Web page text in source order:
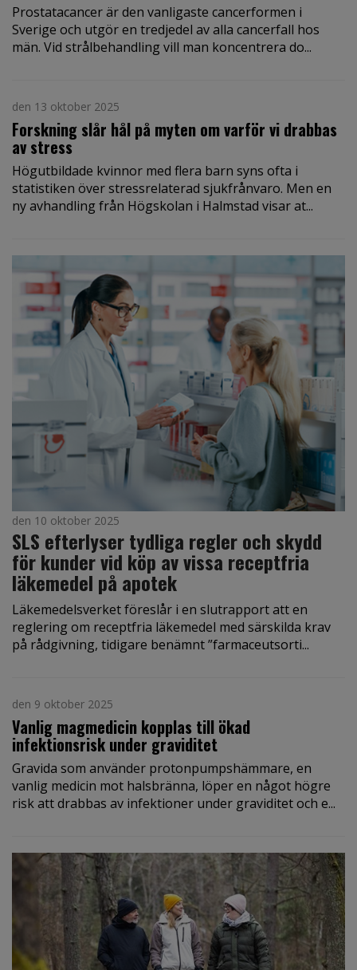
Prostatacancer är den vanligaste cancerformen i
Sverige och utgör en tredjedel av alla cancerfall hos
män. Vid strålbehandling vill man koncentrera do...
den 13 oktober 2025
Forskning slår hål på myten om varför vi drabbas
av stress
Högutbildade kvinnor med flera barn syns ofta i
statistiken över stressrelaterad sjukfrånvaro. Men en
ny avhandling från Högskolan i Halmstad visar at...
den 10 oktober 2025
SLS efterlyser tydliga regler och skydd
för kunder vid köp av vissa receptfria
läkemedel på apotek
Läkemedelsverket föreslår i en slutrapport att en
reglering om receptfria läkemedel med särskilda krav
på rådgivning, tidigare benämnt ”farmaceutsorti...
den 9 oktober 2025
Vanlig magmedicin kopplas till ökad
infektionsrisk under graviditet
Gravida som använder protonpumpshämmare, en
vanlig medicin mot halsbränna, löper en något högre
risk att drabbas av infektioner under graviditet och e...